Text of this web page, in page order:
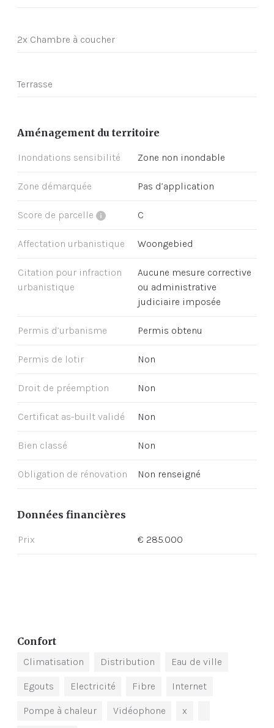
2x Chambre à coucher
Terrasse
Aménagement du territoire
Inondations sensibilité Zone non inondable
Zone démarquée Pas d’application
Score de parcelle C
Affectation urbanistique Woongebied
Citation pour infraction
urbanistique
Aucune mesure corrective
ou administrative
judiciaire imposée
Permis d’urbanisme Permis obtenu
Permis de lotir Non
Droit de préemption Non
Certificat as-built validé Non
Bien classé Non
Obligation de rénovation Non renseigné
Données financières
Prix € 285.000
Confort
Climatisation Distribution Eau de ville
Egouts Electricité Fibre Internet
Pompe à chaleur Vidéophone x